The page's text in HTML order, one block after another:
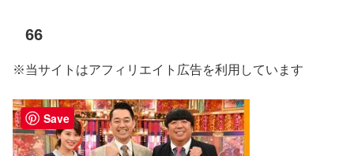
66
※当サイトはアフィリエイト広告を利用しています
Save